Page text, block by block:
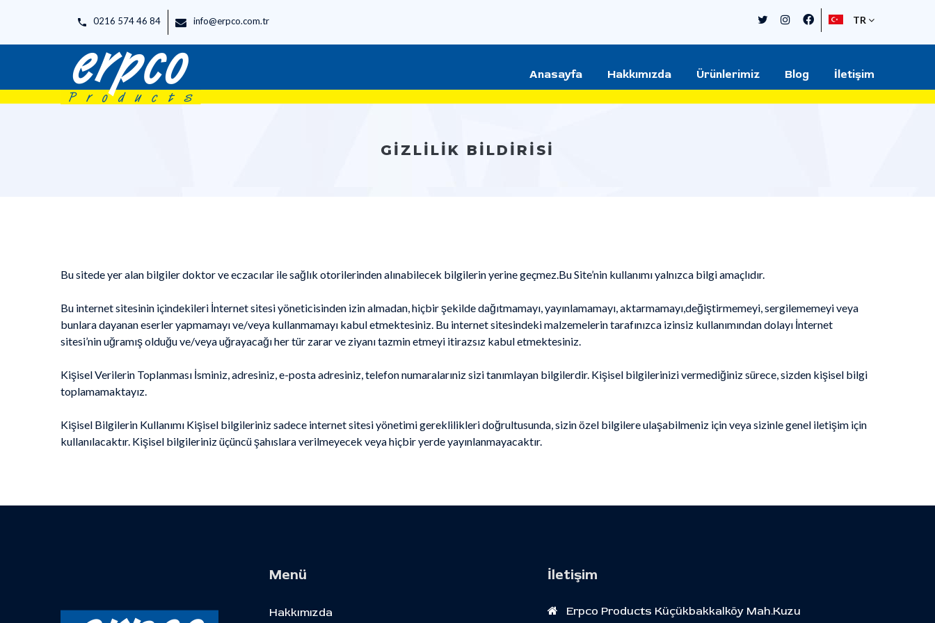
0216 574 46 84 info@erpco.com.tr TR
Anasayfa Hakkımızda Ürünlerimiz Blog İletişim
GIZLILIK BILDIRISI
Bu sitede yer alan bilgiler doktor ve eczacılar ile sağlık otorilerinden alınabilecek bilgilerin yerine geçmez.Bu Site’nin kullanımı yalnızca bilgi amaçlıdır.
Bu internet sitesinin içindekileri İnternet sitesi yöneticisinden izin almadan, hiçbir şekilde dağıtmamayı, yayınlamamayı, aktarmamayı,değiştirmemeyi, sergilememeyi veya
bunlara dayanan eserler yapmamayı ve/veya kullanmamayı kabul etmektesiniz. Bu internet sitesindeki malzemelerin tarafınızca izinsiz kullanımından dolayı İnternet
sitesi’nin uğramış olduğu ve/veya uğrayacağı her tür zarar ve ziyanı tazmin etmeyi itirazsız kabul etmektesiniz.
Kişisel Verilerin Toplanması İsminiz, adresiniz, e-posta adresiniz, telefon numaralarıniz sizi tanımlayan bilgilerdir. Kişisel bilgilerinizi vermediğiniz sürece, sizden kişisel bilgi
toplamamaktayız.
Kişisel Bilgilerin Kullanımı Kişisel bilgileriniz sadece internet sitesi yönetimi gereklilikleri doğrultusunda, sizin özel bilgilere ulaşabilmeniz için veya sizinle genel iletişim için
kullanılacaktır. Kişisel bilgileriniz üçüncü şahıslara verilmeyecek veya hiçbir yerde yayınlanmayacaktır.
Menü
Hakkımızda
İletişim
Erpco Products Küçükbakkalköy Mah.Kuzu